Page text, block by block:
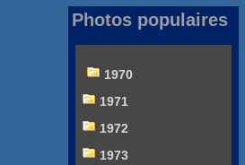
Photos populaires
1970
1971
1972
1973